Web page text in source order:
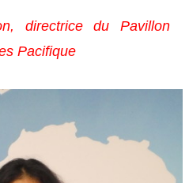
directrice du Pavillon
Pacifique